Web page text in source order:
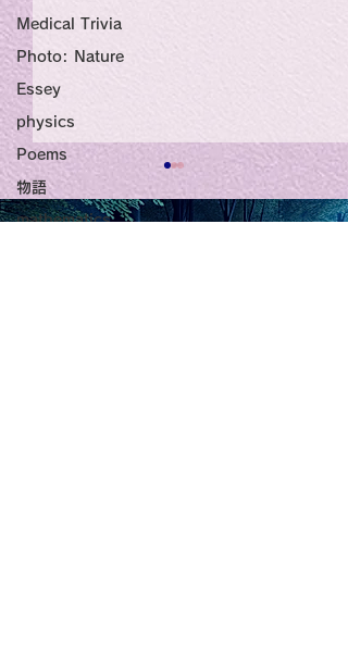
Medical Trivia
Photo: Nature
Essey
physics
Poems
物語
mathematics
Title: Death Affirmation
as a Generator of